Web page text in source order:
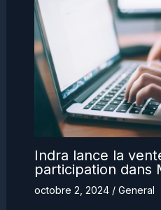
Indra lance la
participation dans
octobre 2, 2024 / General